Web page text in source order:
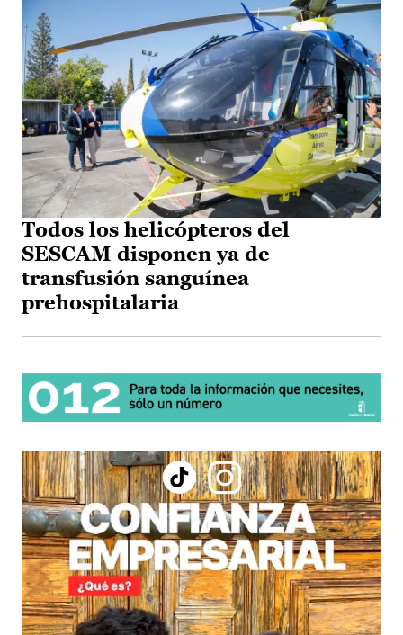
Todos los helicópteros del
SESCAM disponen ya de
transfusión sanguínea
prehospitalaria